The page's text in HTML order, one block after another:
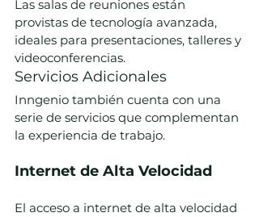
Las salas de reuniones están
provistas de tecnología avanzada,
ideales para presentaciones, talleres y
videoconferencias.
Servicios Adicionales
Inngenio también cuenta con una
serie de servicios que complementan
la experiencia de trabajo.
Internet de Alta Velocidad
El acceso a internet de alta velocidad